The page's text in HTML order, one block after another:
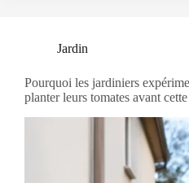
Jardin
Pourquoi les jardiniers
planter leurs tomates avant